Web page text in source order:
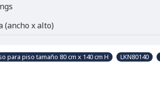
(ancho x alto)
para piso tamaño 80 cm x 140 cm H LKN80140